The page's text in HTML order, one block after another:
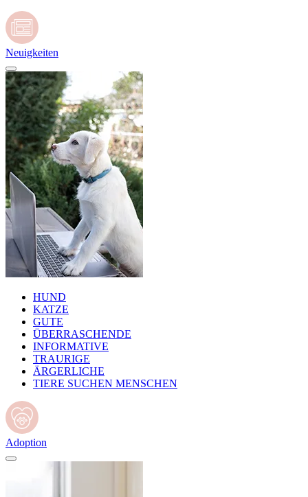
Neuigkeiten
HUND
KATZE
GUTE
ÜBERRASCHENDE
INFORMATIVE
TRAURIGE
ÄRGERLICHE
TIERE SUCHEN MENSCHEN
Adoption